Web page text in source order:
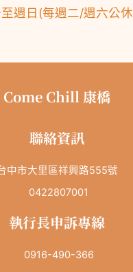
週日(每週二/週六公休
Come Chill 康橋
聯絡資訊
中市大里區祥興路555號
0422807001
執行長申訴專線
0916-490-366